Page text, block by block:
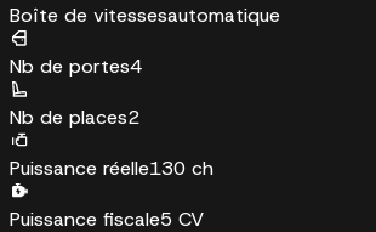
Boîte de vitessesautomatique
Nb de portes4
Nb de places2
Puissance réelle130 ch
Puissance fiscale5 CV